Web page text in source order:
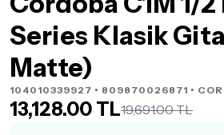
Series Klasik
Matte)
104010339927 • 809870026871 •
13,128.00 TL19,691.00 TL